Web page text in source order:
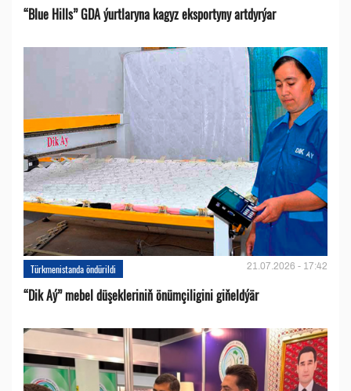
“Blue Hills” GDA ýurtlaryna kagyz eksportyny artdyrýar
Türkmenistanda öndürildi 21.07.2026 - 17:42
“Dik Aý” mebel düşekleriniň önümçiligini giňeldýär